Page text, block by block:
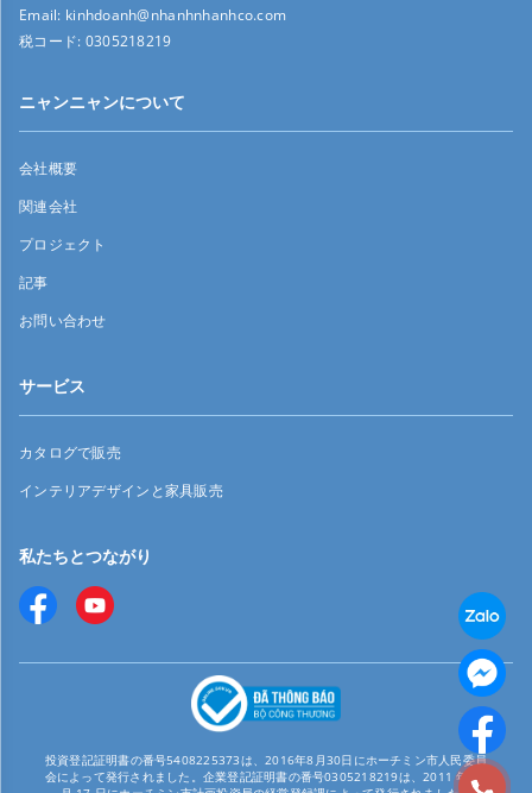
Email: kinhdoanh@nhanhnhanhco.com
税コード: 0305218219
ニャンニャンについて
会社概要
関連会社
プロジェクト
記事
お問い合わせ
サービス
カタログで販売
インテリアデザインと家具販売
私たちとつながり
投資登記証明書の番号5408225373は、2016年8月30日にホーチミン市人民委員
会によって発行されました。企業登記証明書の番号0305218219は、2011 年 12